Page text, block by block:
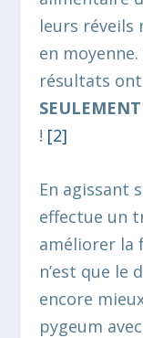
leurs réveils
en
résultats
SEULEMENT
! [2]
En agissant
effectue un
améliorer la
n’est que le
encore
pygeum